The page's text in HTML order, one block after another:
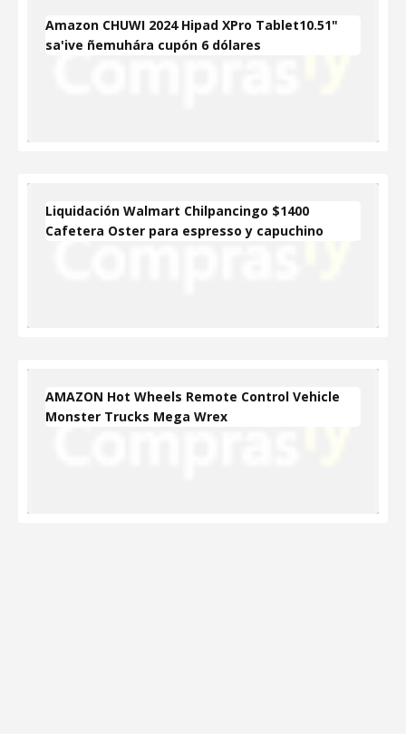
Amazon CHUWI 2024 Hipad XPro Tablet10.51"
sa'ive ñemuhára cupón 6 dólares
Liquidación Walmart Chilpancingo $1400
Cafetera Oster para espresso y capuchino
AMAZON Hot Wheels Remote Control Vehicle
Monster Trucks Mega Wrex